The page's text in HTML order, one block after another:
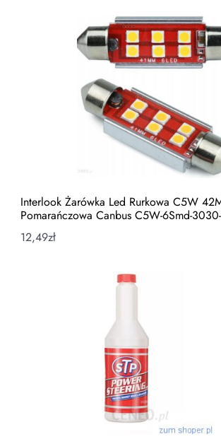
Interlook Żarówka Led Rurkowa C5W
Pomarańczowa Canbus C5W-6Smd-
12,49zł